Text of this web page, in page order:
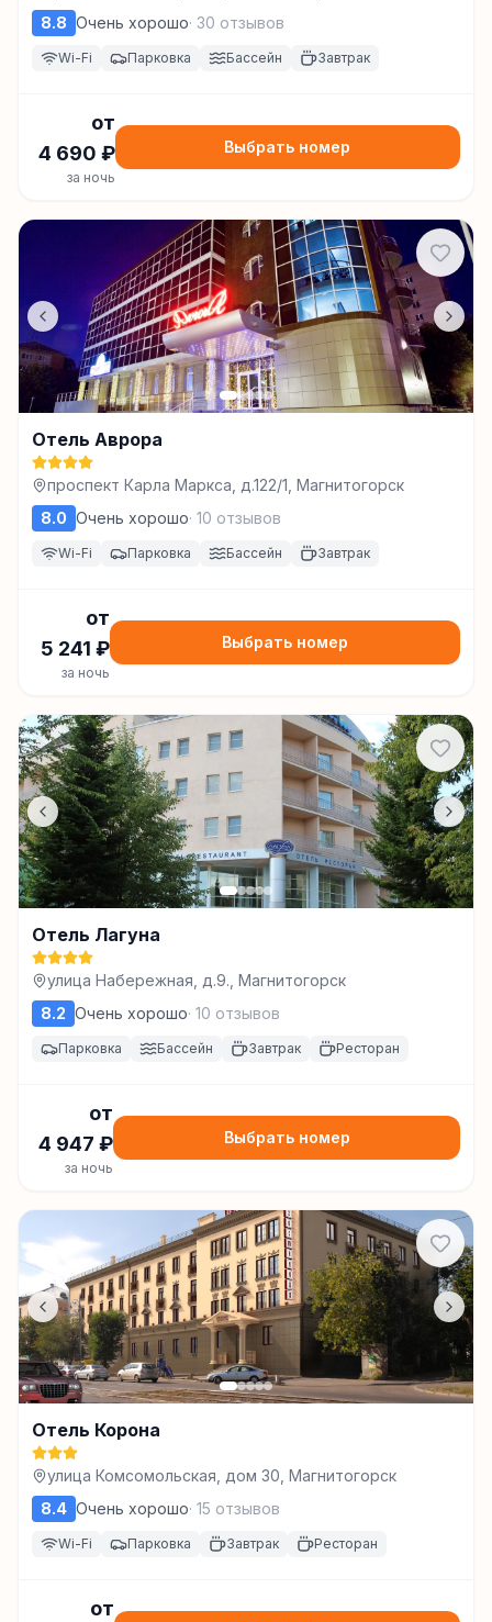
8.8 Очень хорошо· 30 отзывов
Wi-Fi Парковка Бассейн Завтрак
от
4 690 ₽
за ночь
Выбрать номер
Отель Аврора
проспект Карла Маркса, д.122/1, Магнитогорск
8.0 Очень хорошо· 10 отзывов
Wi-Fi Парковка Бассейн Завтрак
от
5 241 ₽
за ночь
Выбрать номер
Отель Лагуна
улица Набережная, д.9., Магнитогорск
8.2 Очень хорошо· 10 отзывов
Парковка Бассейн Завтрак Ресторан
от
4 947 ₽
за ночь
Выбрать номер
Отель Корона
улица Комсомольская, дом 30, Магнитогорск
8.4 Очень хорошо· 15 отзывов
Wi-Fi Парковка Завтрак Ресторан
от